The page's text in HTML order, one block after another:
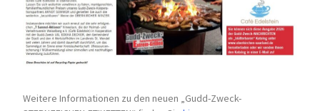
Weitere Informationen zu den neuen „Gudd-Zweck-